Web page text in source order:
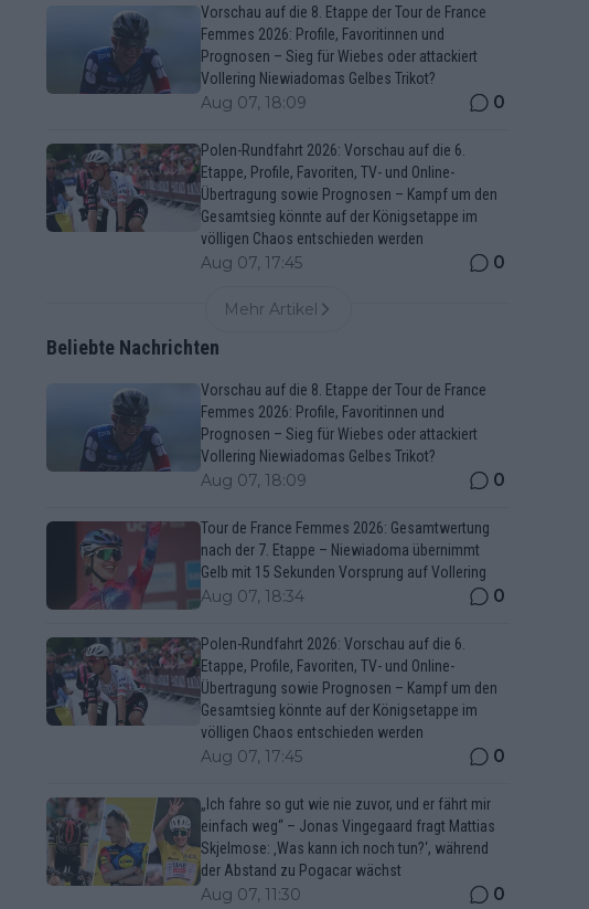
Vorschau auf die 8. Etappe der Tour de France
Femmes 2026: Profile, Favoritinnen und
Prognosen – Sieg für Wiebes oder attackiert
Vollering Niewiadomas Gelbes Trikot?
Aug 07, 18:09 0
Polen-Rundfahrt 2026: Vorschau auf die 6.
Etappe, Profile, Favoriten, TV- und Online-
Übertragung sowie Prognosen – Kampf um den
Gesamtsieg könnte auf der Königsetappe im
völligen Chaos entschieden werden
Aug 07, 17:45 0
Mehr Artikel
Beliebte Nachrichten
Vorschau auf die 8. Etappe der Tour de France
Femmes 2026: Profile, Favoritinnen und
Prognosen – Sieg für Wiebes oder attackiert
Vollering Niewiadomas Gelbes Trikot?
Aug 07, 18:09 0
Tour de France Femmes 2026: Gesamtwertung
nach der 7. Etappe – Niewiadoma übernimmt
Gelb mit 15 Sekunden Vorsprung auf Vollering
Aug 07, 18:34 0
Polen-Rundfahrt 2026: Vorschau auf die 6.
Etappe, Profile, Favoriten, TV- und Online-
Übertragung sowie Prognosen – Kampf um den
Gesamtsieg könnte auf der Königsetappe im
völligen Chaos entschieden werden
Aug 07, 17:45 0
„Ich fahre so gut wie nie zuvor, und er fährt mir
einfach weg“ – Jonas Vingegaard fragt Mattias
Skjelmose: ‚Was kann ich noch tun?‘, während
der Abstand zu Pogacar wächst
Aug 07, 11:30 0